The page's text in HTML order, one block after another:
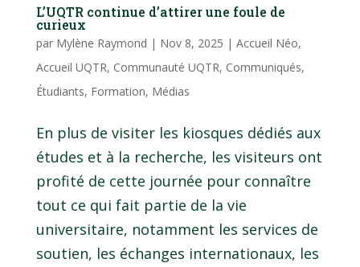
L’UQTR continue d’attirer une foule de
curieux
par Mylène Raymond | Nov 8, 2025 | Accueil Néo,
Accueil UQTR, Communauté UQTR, Communiqués,
Étudiants, Formation, Médias
En plus de visiter les kiosques dédiés aux
études et à la recherche, les visiteurs ont
profité de cette journée pour connaître
tout ce qui fait partie de la vie
universitaire, notamment les services de
soutien, les échanges internationaux, les